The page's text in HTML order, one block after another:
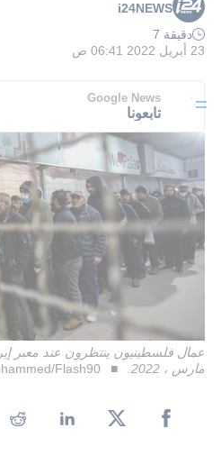
i24NEWS
دقيقة 7
23 أبريل 2022 06:41 ص
Google News
تابعونا
مارس ، 2022.
Flash90